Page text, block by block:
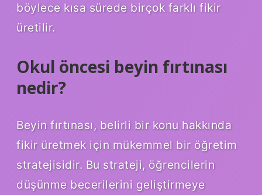
böylece kısa sürede birçok farklı fikir
üretilir.
Okul öncesi beyin fırtınası
nedir?
Beyin fırtınası, belirli bir konu hakkında
fikir üretmek için mükemmel bir öğretim
stratejisidir. Bu strateji, öğrencilerin
düşünme becerilerini geliştirmeye